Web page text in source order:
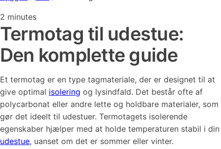
2 minutes
Termotag til udestue:
Den komplette guide
Et termotag er en type tagmateriale, der er designet til at
give optimal isolering og lysindfald. Det består ofte af
polycarbonat eller andre lette og holdbare materialer, som
gør det ideelt til udestuer. Termotagets isolerende
egenskaber hjælper med at holde temperaturen stabil i din
udestue, uanset om det er sommer eller vinter.